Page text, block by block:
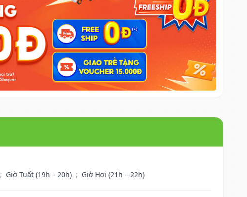
; Giờ Tuất (19h – 20h) ; Giờ Hợi (21h – 22h)